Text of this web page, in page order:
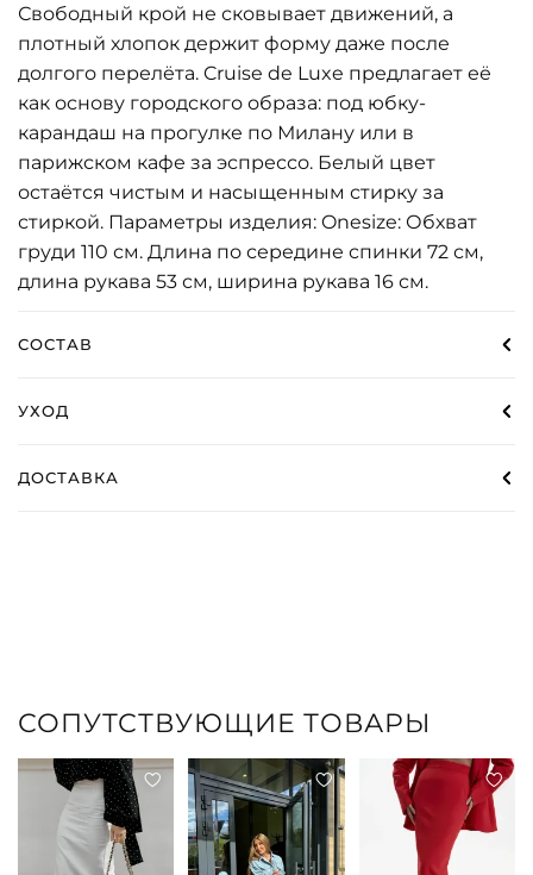
Свободный крой не сковывает движений, а
плотный хлопок держит форму даже после
долгого перелёта. Cruise de Luxe предлагает её
как основу городского образа: под юбку-
карандаш на прогулке по Милану или в
парижском кафе за эспрессо. Белый цвет
остаётся чистым и насыщенным стирку за
стиркой. Параметры изделия: Onesize: Обхват
груди 110 см. Длина по середине спинки 72 см,
длина рукава 53 см, ширина рукава 16 см.
СОСТАВ
УХОД
ДОСТАВКА
СОПУТСТВУЮЩИЕ ТОВАРЫ